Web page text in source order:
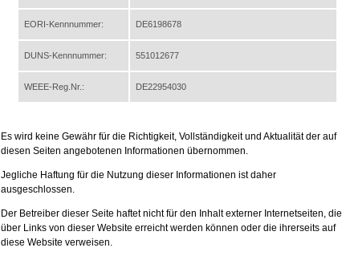
EORI-Kennnummer: DE6198678
DUNS-Kennnummer: 551012677
WEEE-Reg.Nr.: DE22954030
Es wird keine Gewähr für die Richtigkeit, Vollständigkeit und Aktualität der auf
diesen Seiten angebotenen Informationen übernommen.
Jegliche Haftung für die Nutzung dieser Informationen ist daher
ausgeschlossen.
Der Betreiber dieser Seite haftet nicht für den Inhalt externer Internetseiten, die
über Links von dieser Website erreicht werden können oder die ihrerseits auf
diese Website verweisen.